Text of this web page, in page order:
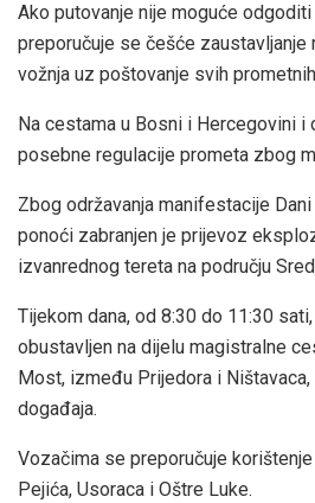
Ako putovanje nije moguće
preporučuje se češće zaustavljanje
vožnja uz poštovanje svih
Na cestama u Bosni i Hercegovini i
posebne regulacije prometa zbog
Zbog održavanja manifestacije
ponoći zabranjen je prijevoz
izvanrednog tereta na području
Tijekom dana, od 8:30 do 11:30
obustavljen na dijelu magistralne
Most, između Prijedora i
događaja.
Vozačima se preporučuje
Pejića, Usoraca i Oštre Luke.